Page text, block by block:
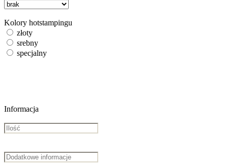
Kolory hotstampingu
złoty
srebny
specjalny
Informacja